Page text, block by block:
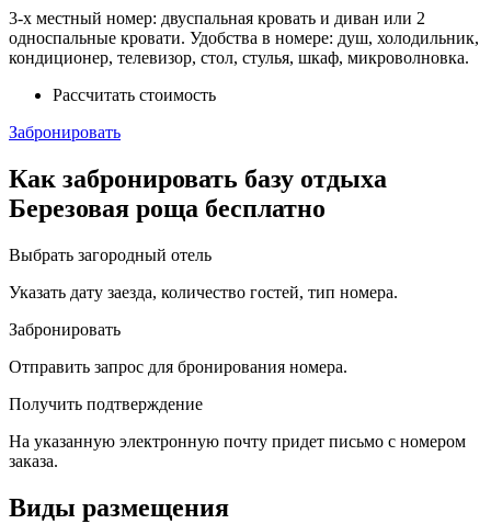
3-х местный номер: двуспальная кровать и диван или 2
односпальные кровати. Удобства в номере: душ, холодильник,
кондиционер, телевизор, стол, стулья, шкаф, микроволновка.
Рассчитать стоимость
Забронировать
Как забронировать базу отдыха
Березовая роща бесплатно
Выбрать загородный отель
Указать дату заезда, количество гостей, тип номера.
Забронировать
Отправить запрос для бронирования номера.
Получить подтверждение
На указанную электронную почту придет письмо с номером
заказа.
Виды размещения